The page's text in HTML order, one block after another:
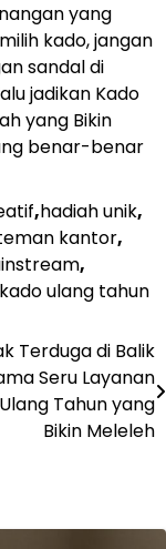
yang
kado, jangan
sandal di
jadikan Kado
yang Bikin
benar-benar
,hadiah unik,
kantor,
,
kado ulang tahun
Terduga di Balik
Seru Layanan
Tahun yang
Bikin Meleleh